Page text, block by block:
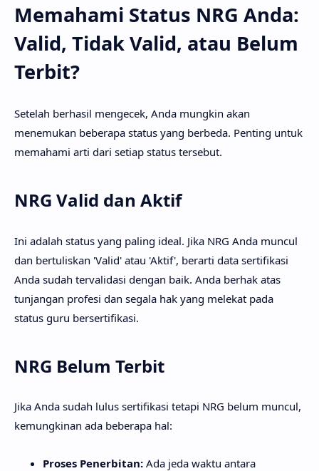
Memahami Status NRG Anda:
Valid, Tidak Valid, atau Belum
Terbit?
Setelah berhasil mengecek, Anda mungkin akan
menemukan beberapa status yang berbeda. Penting untuk
memahami arti dari setiap status tersebut.
NRG Valid dan Aktif
Ini adalah status yang paling ideal. Jika NRG Anda muncul
dan bertuliskan 'Valid' atau 'Aktif', berarti data sertifikasi
Anda sudah tervalidasi dengan baik. Anda berhak atas
tunjangan profesi dan segala hak yang melekat pada
status guru bersertifikasi.
NRG Belum Terbit
Jika Anda sudah lulus sertifikasi tetapi NRG belum muncul,
kemungkinan ada beberapa hal:
Proses Penerbitan: Ada jeda waktu antara